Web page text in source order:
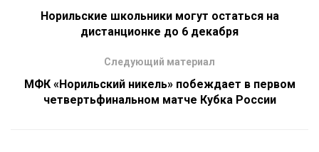
Норильские школьники могут остаться на
дистанционке до 6 декабря
Следующий материал
МФК «Норильский никель» побеждает в первом
четвертьфинальном матче Кубка России